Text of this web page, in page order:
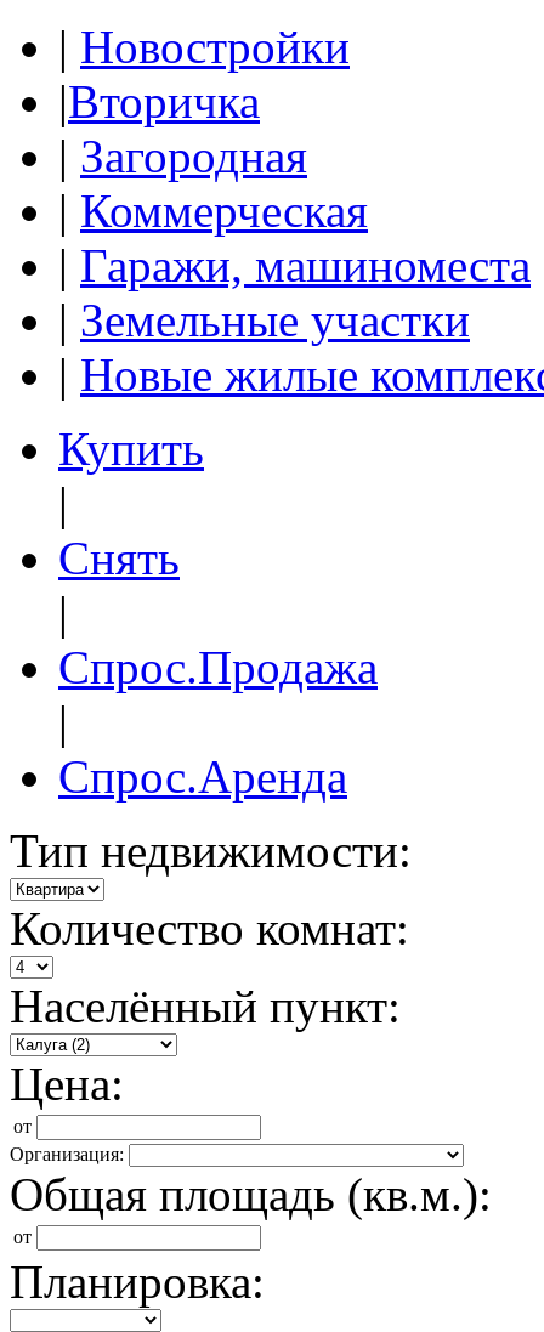
| Новостройки
|Вторичка
| Загородная
| Коммерческая
| Гаражи, машиноместа
| Земельные участки
| Новые жилые
Купить
|
Снять
|
Спрос.Продажа
|
Спрос.Аренда
Тип недвижимости:
Количество комнат:
Населённый пункт:
Цена:
от
Организация:
Общая площадь (кв.м.):
от
Планировка: